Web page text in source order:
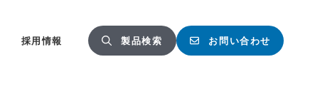
採用情報 製品検索 お問い合わせ